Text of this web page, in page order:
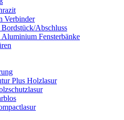
Verbinder
Abschluss
Fensterbänke
Plus Holzlasur